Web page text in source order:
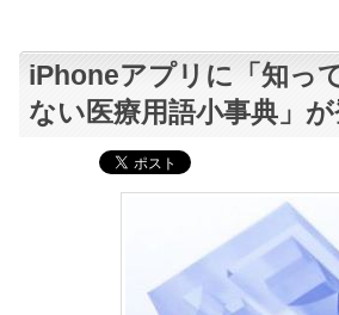
iPhoneアプリに「知っ
ない医療用語小事典」が